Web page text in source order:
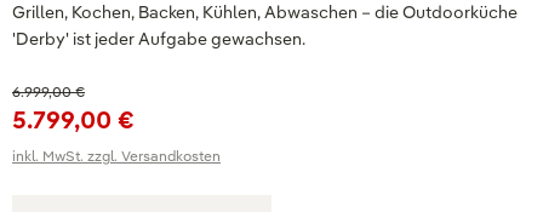
Grillen, Kochen, Backen, Kühlen, Abwaschen – die Outdoorküche
'Derby' ist jeder Aufgabe gewachsen.
5.799,00 €
6.999,00 €
inkl. MwSt. zzgl. Versandkosten